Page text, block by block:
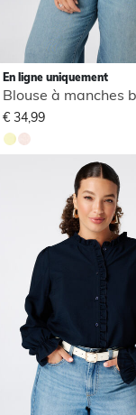
En ligne uniquement
€ 34,99